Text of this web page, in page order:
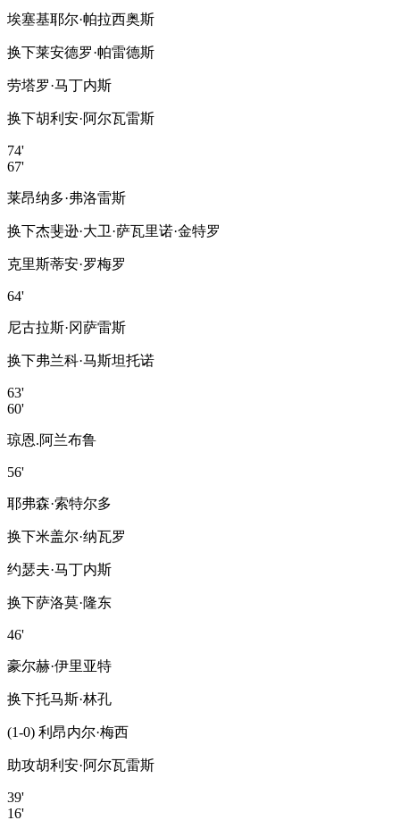
埃塞基耶尔·帕拉西奥斯
换下莱安德罗·帕雷德斯
劳塔罗·马丁内斯
换下胡利安·阿尔瓦雷斯
74'
67'
莱昂纳多·弗洛雷斯
换下杰斐逊·大卫·萨瓦里诺·金特罗
克里斯蒂安·罗梅罗
64'
尼古拉斯·冈萨雷斯
换下弗兰科·马斯坦托诺
63'
60'
琼恩.阿兰布鲁
56'
耶弗森·索特尔多
换下米盖尔·纳瓦罗
约瑟夫·马丁内斯
换下萨洛莫·隆东
46'
豪尔赫·伊里亚特
换下托马斯·林孔
(1-0) 利昂内尔·梅西
助攻胡利安·阿尔瓦雷斯
39'
16'